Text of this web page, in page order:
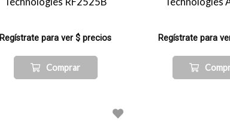
Regístrate para ver $ precios
Comprar
Regístrate para